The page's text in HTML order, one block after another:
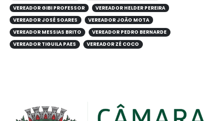
VEREADOR GIBI PROFESSOR
VEREADOR HELDER PEREIRA
VEREADOR JOSÉ SOARES
VEREADOR JOÃO MOTA
VEREADOR MESSIAS BRITO
VEREADOR PEDRO BERNARDE
VEREADOR TIGUILA PAES
VEREADOR ZÉ COCO